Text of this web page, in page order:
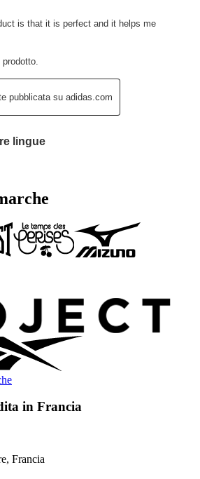
in Francia
Francia